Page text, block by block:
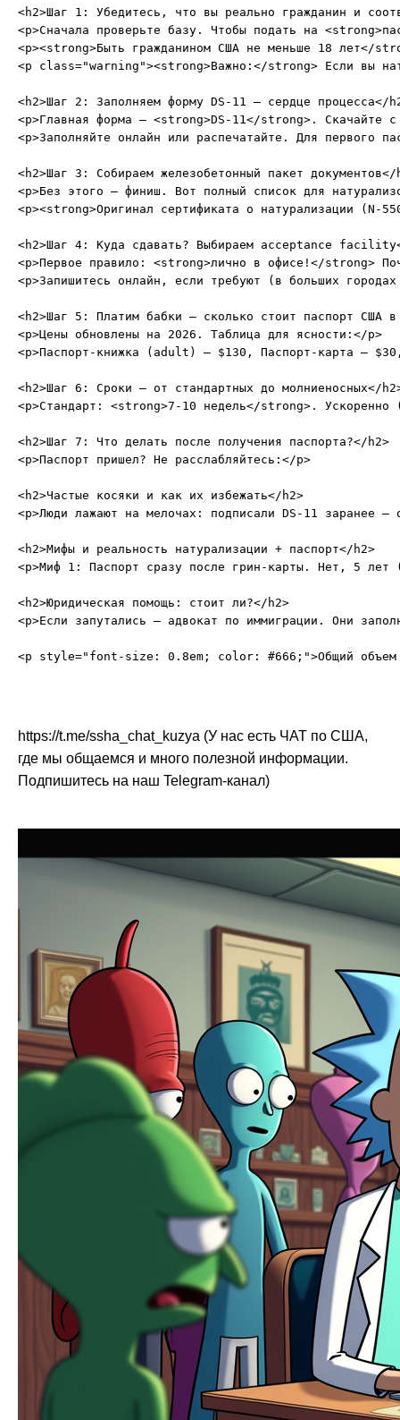
<h2>Шаг 1: Убедитесь, что вы реально гражданин и
<p>Сначала проверьте базу. Чтобы подать на
<p><strong>Быть гражданином США не меньше 18 лет</
<p class="warning"><strong>Важно:</strong> Если вы
<h2>Шаг 2: Заполняем форму DS-11 – сердце процесса</
<p>Главная форма – <strong>DS-11</strong>.
<p>Заполняйте онлайн или распечатайте. Для
<h2>Шаг 3: Собираем железобетонный пакет документов</
<p>Без этого – финиш. Вот полный список для
<p><strong>Оригинал сертификата о натурализации
<h2>Шаг 4: Куда сдавать? Выбираем acceptance
<p>Первое правило: <strong>лично в офисе!</strong>
<p>Запишитесь онлайн, если требуют (в больших
<h2>Шаг 5: Платим бабки – сколько стоит паспорт США в
<p>Цены обновлены на 2026. Таблица для ясности:</p>
<p>Паспорт-книжка (adult) – $130, Паспорт-карта –
<h2>Шаг 6: Сроки – от стандартных до молниеносных</
<p>Стандарт: <strong>7-10 недель</strong>.
<h2>Шаг 7: Что делать после получения паспорта?</h2>
<p>Паспорт пришел? Не расслабляйтесь:</p>
<h2>Частые косяки и как их избежать</h2>
<p>Люди лажают на мелочах: подписали DS-11
<h2>Мифы и реальность натурализации + паспорт</h2>
<p>Миф 1: Паспорт сразу после грин-карты. Нет, 5
<h2>Юридическая помощь: стоит ли?</h2>
<p>Если запутались – адвокат по иммиграции. Они
https://t.me/ssha_chat_kuzya (У нас есть ЧАТ по США,
где мы общаемся и много полезной информации.
Подпишитесь на наш Telegram-канал)